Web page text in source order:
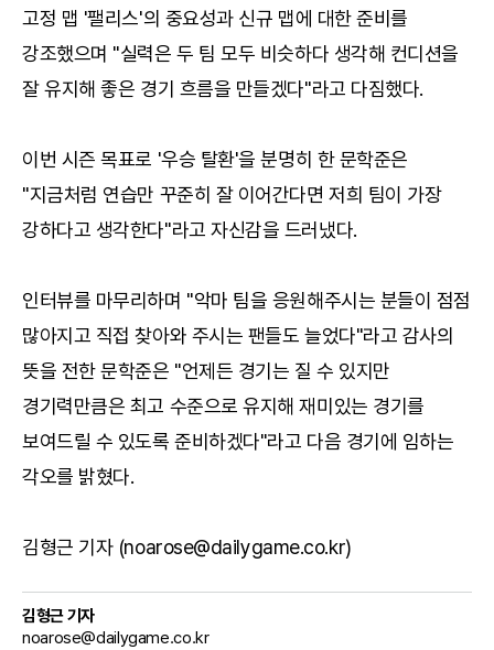
고정 맵 '팰리스'의 중요성과 신규 맵에 대한 준비를
강조했으며 "실력은 두 팀 모두 비슷하다 생각해 컨디션을
잘 유지해 좋은 경기 흐름을 만들겠다"라고 다짐했다.
이번 시즌 목표로 '우승 탈환'을 분명히 한 문학준은
"지금처럼 연습만 꾸준히 잘 이어간다면 저희 팀이 가장
강하다고 생각한다"라고 자신감을 드러냈다.
인터뷰를 마무리하며 "악마 팀을 응원해주시는 분들이 점점
많아지고 직접 찾아와 주시는 팬들도 늘었다"라고 감사의
뜻을 전한 문학준은 "언제든 경기는 질 수 있지만
경기력만큼은 최고 수준으로 유지해 재미있는 경기를
보여드릴 수 있도록 준비하겠다"라고 다음 경기에 임하는
각오를 밝혔다.
김형근 기자 (noarose@dailygame.co.kr)
김형근 기자
noarose@dailygame.co.kr